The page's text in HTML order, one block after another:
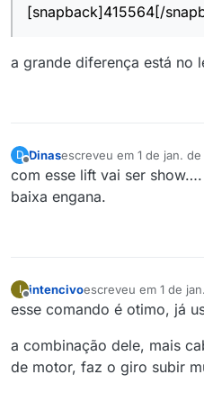
[snapback]415564[/
a grande diferença está no
D Dinasescreveu em 1 de jan.
última edição por
com esse lift vai ser
baixa engana.
I intencivoescreveu em 1 de
última edição por 1
esse comando é otimo, já
a combinação dele, mais
de motor, faz o giro subir